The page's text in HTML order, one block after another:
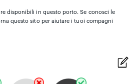
disponibili in questo porto. Se conosci le
questo sito per aiutare i tuoi compagni